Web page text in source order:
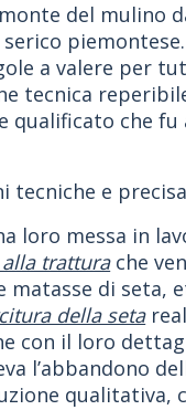
del
piemontese.
a valere per
tecnica
che
tecniche e
loro messa in
tratturache
matasse di seta,
della seta
con il loro
l’abbandono
qualitativa,